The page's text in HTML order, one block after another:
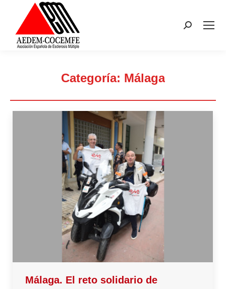
Buscar:
Categoría: Málaga
Málaga. El reto solidario de